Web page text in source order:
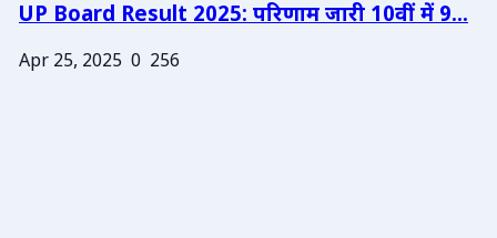
UP Board Result 2025: परिणाम जारी 10वीं में 9...
Apr 25, 2025 0 256